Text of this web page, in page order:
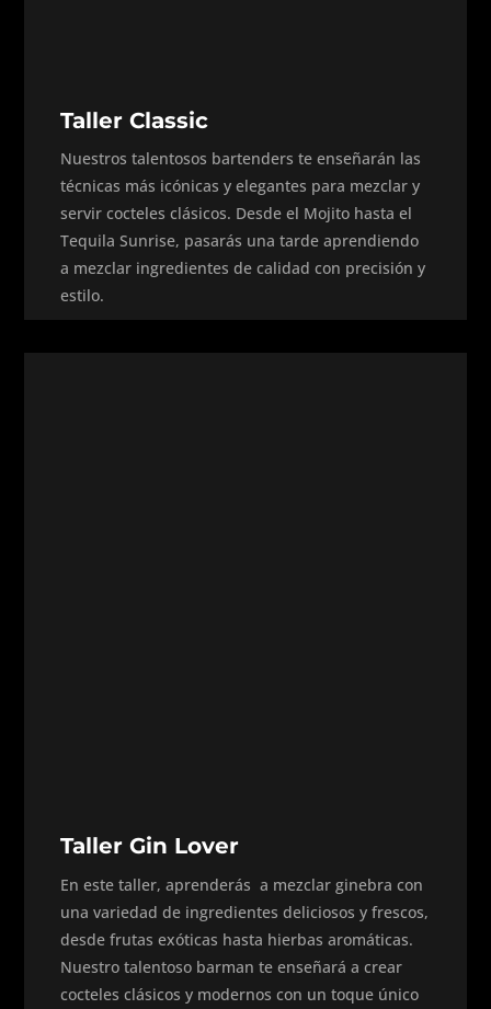
Taller Classic
Nuestros talentosos bartenders te enseñarán las
técnicas más icónicas y elegantes para mezclar y
servir cocteles clásicos. Desde el Mojito hasta el
Tequila Sunrise, pasarás una tarde aprendiendo
a mezclar ingredientes de calidad con precisión y
estilo.
Taller Gin Lover
En este taller, aprenderás a mezclar ginebra con
una variedad de ingredientes deliciosos y frescos,
desde frutas exóticas hasta hierbas aromáticas.
Nuestro talentoso barman te enseñará a crear
cocteles clásicos y modernos con un toque único